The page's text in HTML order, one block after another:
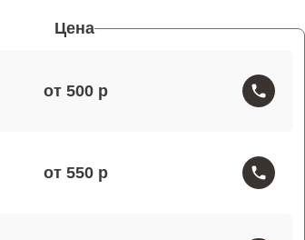
Цена
от 500
от 550